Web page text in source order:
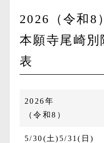
2026（令和8
本願寺尾崎別
表
2026年
（令和8）
5/30(土) 5/31(日)